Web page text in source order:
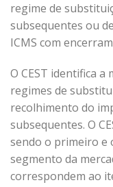
regime de
subsequentes ou
ICMS com
O CEST identifica a
regimes de
recolhimento do
subsequentes. O
sendo o primeiro e
segmento da
correspondem ao